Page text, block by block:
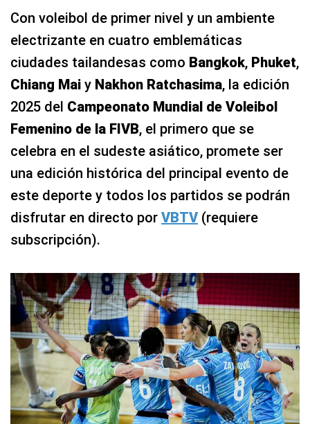
Con voleibol de primer nivel y un ambiente
electrizante en cuatro emblemáticas
ciudades tailandesas como Bangkok, Phuket,
Chiang Mai y Nakhon Ratchasima, la edición
2025 del Campeonato Mundial de Voleibol
Femenino de la FIVB, el primero que se
celebra en el sudeste asiático, promete ser
una edición histórica del principal evento de
este deporte y todos los partidos se podrán
disfrutar en directo por VBTV (requiere
subscripción).